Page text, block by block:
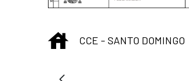
INICIO
CCE - SANTO DOMINGO